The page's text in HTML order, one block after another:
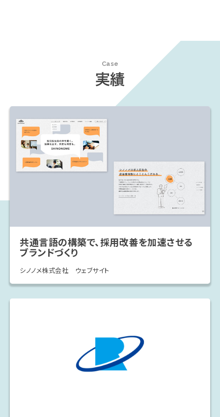
Case
実績
共通言語の構築で、採用改善を加速させる
ブランドづくり
シノノメ株式会社 ウェブサイト